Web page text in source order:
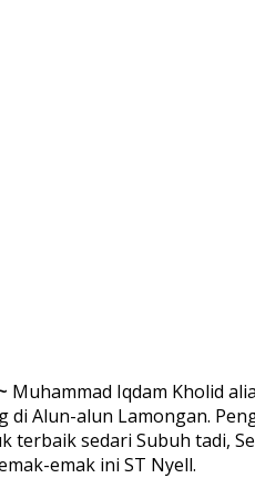
Muhammad Iqdam Kholid
Alun-alun Lamongan.
terbaik sedari Subuh tadi,
emak ini ST Nyell.